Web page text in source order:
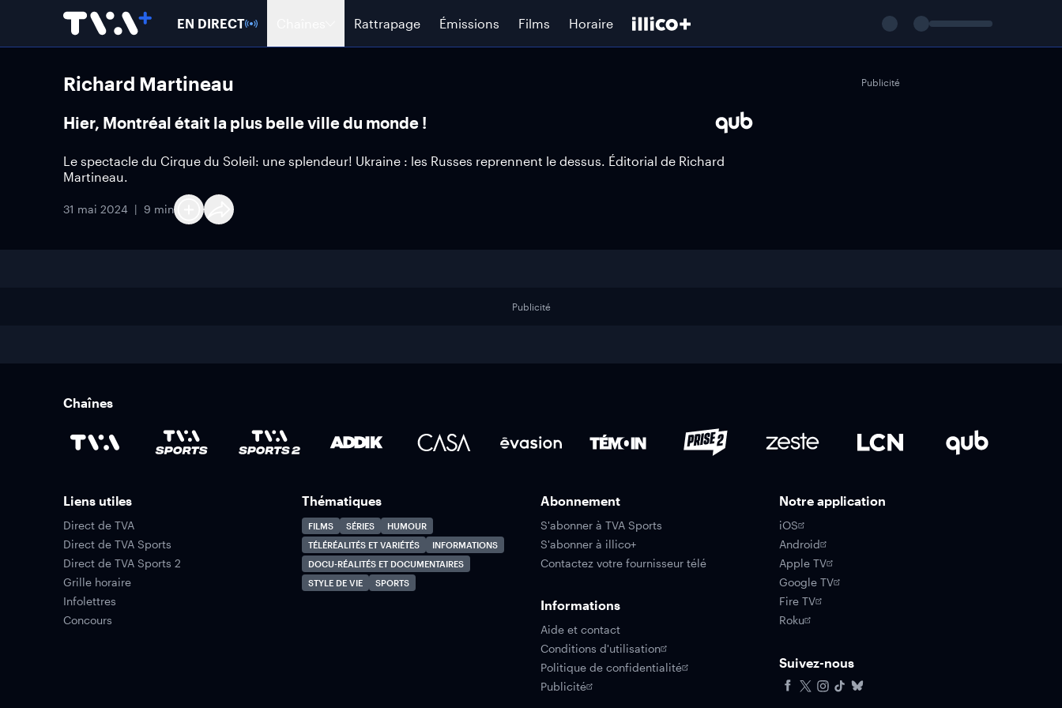
EN DIRECT Rattrapage Émissions Films Horaire
Richard Martineau
Hier, Montréal était la plus belle ville du monde !
Le spectacle du Cirque du Soleil: une splendeur! Ukraine : les Russes reprennent le dessus. Éditorial de Richard
Martineau.
31 mai 2024 9 min
Publicité
Publicité
Chaînes
Liens utiles
Direct de TVA
Direct de TVA Sports
Direct de TVA Sports 2
Grille horaire
Infolettres
Concours
Thématiques
FILMS SÉRIES
HUMOUR
TÉLÉRÉALITÉS ET VARIÉTÉS
INFORMATIONS
DOCU-RÉALITÉS ET DOCUMENTAIRES
STYLE DE VIE
SPORTS
Abonnement
S'abonner à TVA Sports
S'abonner à illico+
Contactez votre fournisseur télé
Informations
Aide et contact
Conditions d'utilisation
Politique de confidentialité
Publicité
Notre application
iOS
Android
Apple TV
Google TV
Fire TV
Roku
Suivez-nous